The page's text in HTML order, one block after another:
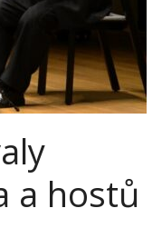
a hostů